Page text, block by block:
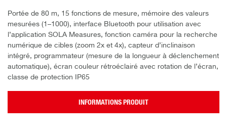
Portée de 80 m, 15 fonctions de mesure, mémoire des valeurs
mesurées (1–1000), interface Bluetooth pour utilisation avec
l’application SOLA Measures, fonction caméra pour la recherche
numérique de cibles (zoom 2x et 4x), capteur d’inclinaison
intégré, programmateur (mesure de la longueur à déclenchement
automatique), écran couleur rétroéclairé avec rotation de l’écran,
classe de protection IP65
INFORMATIONS PRODUIT